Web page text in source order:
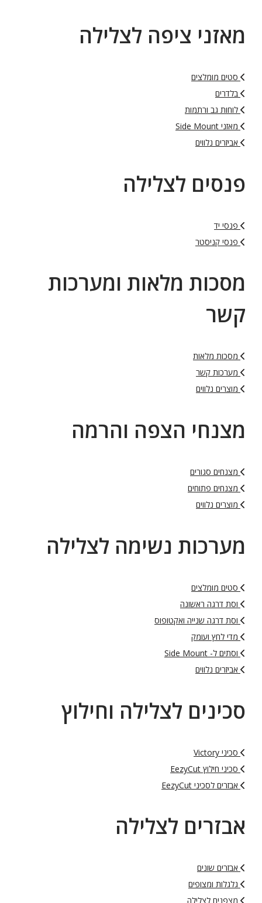
מאזני ציפה לצלילה
סטים מומלצים
בלדרים
לוחות גב ורתמות
מאזני Side Mount
אביזרים נלווים
פנסים לצלילה
פנסי יד
פנסי קניסטר
מסכות מלאות ומערכות
קשר
מסכות מלאות
מערכות קשר
מוצרים נלווים
מצנחי הצפה והרמה
מצנחים סגורים
מצנחים פתוחים
מוצרים נלווים
מערכות נשימה לצלילה
סטים מומלצים
וסת דרגה ראשונה
וסת דרגה שנייה ואקטופוס
מדי לחץ ועומק
וסתים ל- Side Mount
אביזרים נלווים
סכינים לצלילה וחילוץ
סכיני Victory
סכיני חילוץ EezyCut
אבזרים לסכיני EezyCut
אבזרים לצלילה
אבזרים שונים
גלגלות ומצופים
מצפנים לצלילה